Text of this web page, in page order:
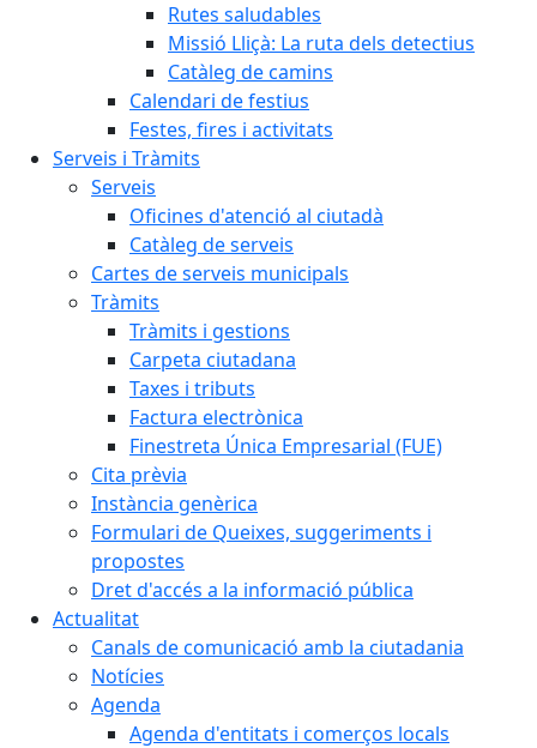
Rutes saludables
Missió Lliçà: La ruta dels detectius
Catàleg de camins
Calendari de festius
Festes, fires i activitats
Serveis i Tràmits
Serveis
Oficines d'atenció al ciutadà
Catàleg de serveis
Cartes de serveis municipals
Tràmits
Tràmits i gestions
Carpeta ciutadana
Taxes i tributs
Factura electrònica
Finestreta Única Empresarial (FUE)
Cita prèvia
Instància genèrica
Formulari de Queixes, suggeriments i
propostes
Dret d'accés a la informació pública
Actualitat
Canals de comunicació amb la ciutadania
Notícies
Agenda
Agenda d'entitats i comerços locals